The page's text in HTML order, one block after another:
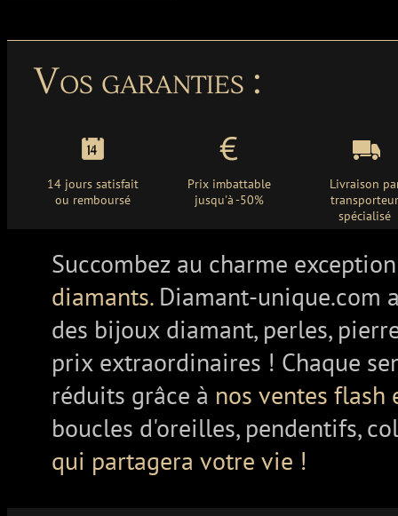
Vos garanties :
14 jours satisfait
ou remboursé
Prix imbattable
jusqu'à -50%
Livraison
spécialisé
Succombez au charme
diamants. Diamant-unique.com
des bijoux diamant, perles,
prix extraordinaires ! Chaque
réduits grâce à nos ventes
boucles d'oreilles, pendentifs,
qui partagera votre vie !